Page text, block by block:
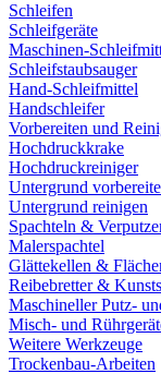
Schleifen
Schleifgeräte
Maschinen-
Schleifstaubsauger
Hand-Schleifmittel
Handschleifer
Vorbereiten und
Hochdruckkrake
Hochdruckreiniger
Untergrund
Untergrund reinigen
Spachteln &
Malerspachtel
Glättekellen &
Reibebretter &
Maschineller Putz-
Misch- und
Weitere Werkzeuge
Trockenbau-Arbeiten